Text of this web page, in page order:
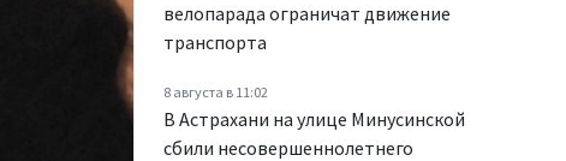
велопарада ограничат движение
транспорта
8 августа в 11:02
В Астрахани на улице Минусинской
сбили несовершеннолетнего